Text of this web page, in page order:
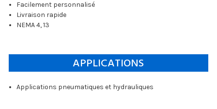
Facilement personnalisé
Livraison rapide
NEMA 4, 13
APPLICATIONS
Applications pneumatiques et hydrauliques